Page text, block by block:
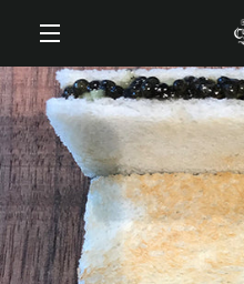
ン
ツ
に
ス
キ
ッ
プ
す
ニ
ュ
ー